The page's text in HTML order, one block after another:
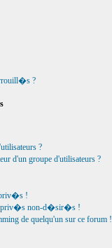
?
?
d'un groupe d'utilisateurs ?
priv�s !
priv�s non-d�sir�s !
de quelqu'un sur ce forum !